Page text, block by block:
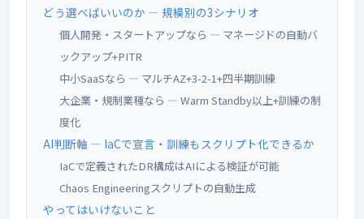
どう選べばいいのか ― 規模別の3シナリオ
個人開発・スタートアップなら ― マネージドの自動バ
ックアップ+PITR
中小SaaSなら ― マルチAZ+3-2-1+四半期訓練
大企業・規制業種なら ― Warm Standby以上+訓練の制
度化
AI判断軸 ― IaCで宣言・訓練もスクリプト化できるか
IaCで定義されたDR構成はAIによる検証が可能
Chaos Engineeringスクリプトの自動生成
やってはいけないこと